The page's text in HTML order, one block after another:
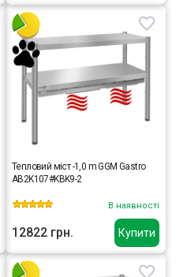
Купити
Тепловий міст -1,0 m GGM Gastro
AB2K107#KBK9-2
В наявності
12822 грн.